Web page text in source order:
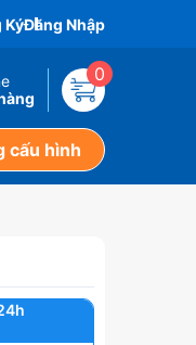
KýĐăng Nhập
0
cấu hình